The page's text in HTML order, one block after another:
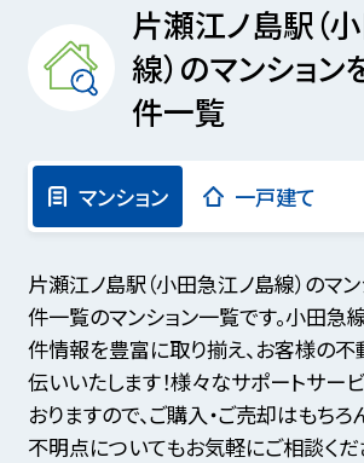
片瀬江ノ島駅（
線）のマンショ
件一覧
マンション 一戸建て
片瀬江ノ島駅（小田急江ノ島線）のマ
件一覧のマンション一覧です。小田急
件情報を豊富に取り揃え、お客様の
伝いいたします！様々なサポートサー
おりますので、ご購入・ご売却はもちろ
不明点についてもお気軽にご相談くだ